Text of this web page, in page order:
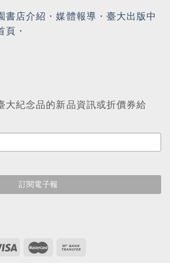
書店介紹 ・媒體報導 ・ 臺大出版中
頁 ・
大紀念品的新品資訊或折價券給